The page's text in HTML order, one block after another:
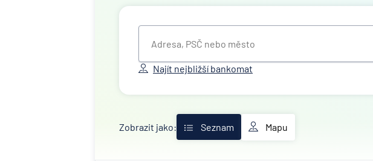
Najít nejbližší bankomat
Zobrazit jako: Seznam Mapu